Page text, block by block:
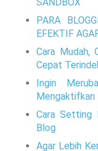
PARA
EFEKTIF
Cara Mudah,
Cepat
Ingin
Mengaktifkan
Cara Setting
Blog
Agar Lebih